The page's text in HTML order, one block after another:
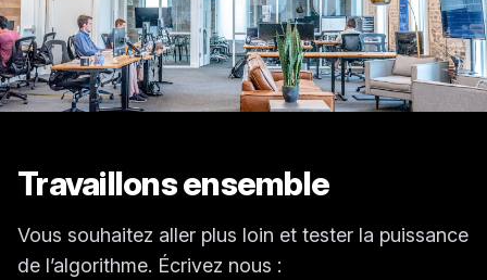
Travaillons ensemble
Vous souhaitez aller plus loin et tester la puissance
de l’algorithme. Écrivez nous :